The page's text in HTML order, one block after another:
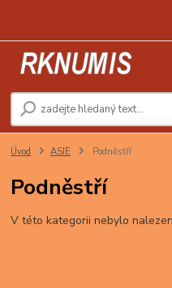
Úvod ASIE Podněstří
Podněstří
V této kategorii nebylo